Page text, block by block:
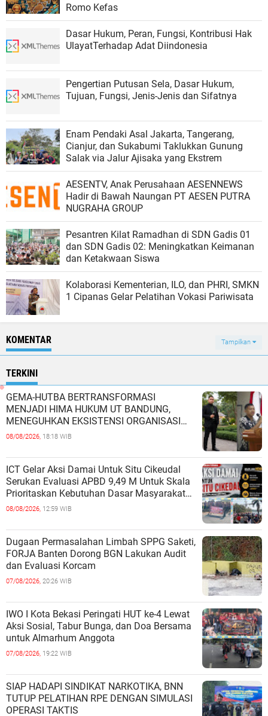
Romo Kefas
Dasar Hukum, Peran, Fungsi, Kontribusi Hak
UlayatTerhadap Adat Diindonesia
Pengertian Putusan Sela, Dasar Hukum,
Tujuan, Fungsi, Jenis-Jenis dan Sifatnya
‎Enam Pendaki Asal Jakarta, Tangerang,
Cianjur, dan Sukabumi Taklukkan Gunung
Salak via Jalur Ajisaka yang Ekstrem
AESENTV, Anak Perusahaan AESENNEWS
Hadir di Bawah Naungan PT AESEN PUTRA
NUGRAHA GROUP
Pesantren Kilat Ramadhan di SDN Gadis 01
dan SDN Gadis 02: Meningkatkan Keimanan
dan Ketakwaan Siswa
Kolaborasi Kementerian, ILO, dan PHRI, SMKN
1 Cipanas Gelar Pelatihan Vokasi Pariwisata
KOMENTAR Tampilkan
TERKINI
GEMA-HUTBA BERTRANSFORMASI
MENJADI HIMA HUKUM UT BANDUNG,
MENEGUHKAN EKSISTENSI ORGANISASI
MAHASISWA HUKUM UNIVERSITAS
08/08/2026, 18:18 WIB
ICT Gelar Aksi Damai Untuk Situ Cikeudal
Serukan Evaluasi APBD 9,49 M Untuk Skala
Prioritaskan Kebutuhan Dasar Masyarakat
Belum Saat nya Butuh Kawasa
08/08/2026, 12:59 WIB
Dugaan Permasalahan Limbah SPPG Saketi,
FORJA Banten Dorong BGN Lakukan Audit
dan Evaluasi Korcam
07/08/2026, 20:26 WIB
IWO I Kota Bekasi Peringati HUT ke-4 Lewat
Aksi Sosial, Tabur Bunga, dan Doa Bersama
untuk Almarhum Anggota
07/08/2026, 19:22 WIB
SIAP HADAPI SINDIKAT NARKOTIKA, BNN
TUTUP PELATIHAN RPE DENGAN SIMULASI
OPERASI TAKTIS